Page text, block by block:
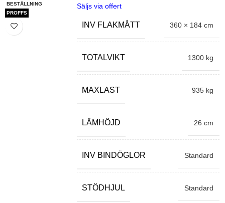
BESTÄLLNING
PROFFS
Säljs via offert
INV FLAKMÅTT 360 × 184 cm
TOTALVIKT 1300 kg
MAXLAST 935 kg
LÄMHÖJD 26 cm
INV BINDÖGLOR Standard
STÖDHJUL Standard